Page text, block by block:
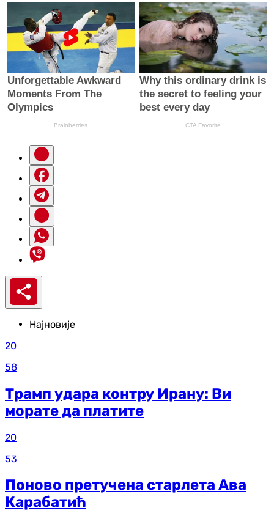
Најновије
20
58
Трамп удара контру Ирану: Ви
морате да платите
20
53
Поново претучена старлета Ава
Карабатић